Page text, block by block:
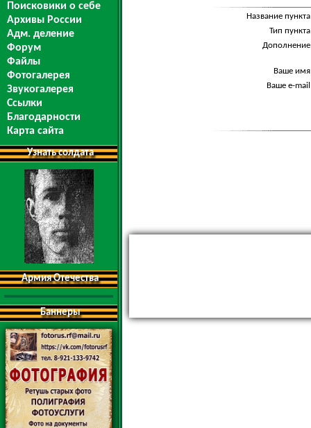
Поисковики о себе
Архивы России
Адм. деление
Форум
Файлы
Фотогалерея
Звукогалерея
Ссылки
Благодарности
Карта сайта
Узнать солдата
Армия Отечества
Баннеры
Название
Тип
Ваше
Ваше e-